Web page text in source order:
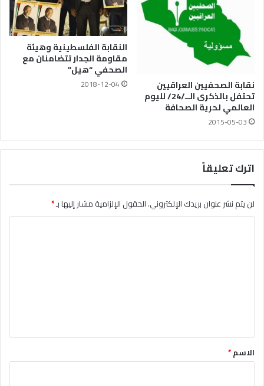
نقابة الصحفيين العراقيين
تحتفل بالذكرى الــ/24/ لليوم
العالمي لحرية الصحافة
2015-05-03
النقابة الفلسطينية وهيئة
مقاومة الجدار تتضامنان مع
الصحفي “هيل”
2018-12-04
اترك تعليقاً
لن يتم نشر عنوان بريدك الإلكتروني.الحقول الإلزامية مشار إليها بـ*
*الاسم*